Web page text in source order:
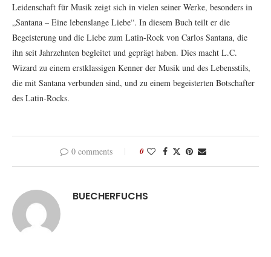
Leidenschaft für Musik zeigt sich in vielen seiner Werke, besonders in
„Santana – Eine lebenslange Liebe“. In diesem Buch teilt er die
Begeisterung und die Liebe zum Latin-Rock von Carlos Santana, die
ihn seit Jahrzehnten begleitet und geprägt haben. Dies macht L.C.
Wizard zu einem erstklassigen Kenner der Musik und des Lebensstils,
die mit Santana verbunden sind, und zu einem begeisterten Botschafter
des Latin-Rocks.
0 comments 0
BUECHERFUCHS